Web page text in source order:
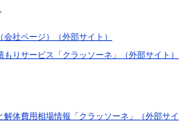
社ページ）（外部サイト）
もりサービス「クラッソーネ」（外部サイト）
解体費用相場情報「クラッソーネ」（外部サイ